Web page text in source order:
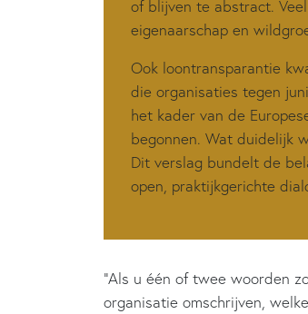
of blijven te abstract.
eigenaarschap en
Ook loontransparantie
die organisaties tegen
het kader van de
begonnen. Wat duidelijk
Dit verslag bundelt de
open, praktijkgerichte
“Als u één of twee woorden
organisatie omschrijven,